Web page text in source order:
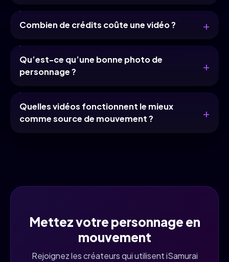
Combien de crédits coûte une vidéo ?
Qu’est-ce qu’une bonne photo de
personnage ?
Quelles vidéos fonctionnent le mieux
comme source de mouvement ?
Mettez votre personnage en
mouvement
Rejoignez les créateurs qui utilisent iSamurai